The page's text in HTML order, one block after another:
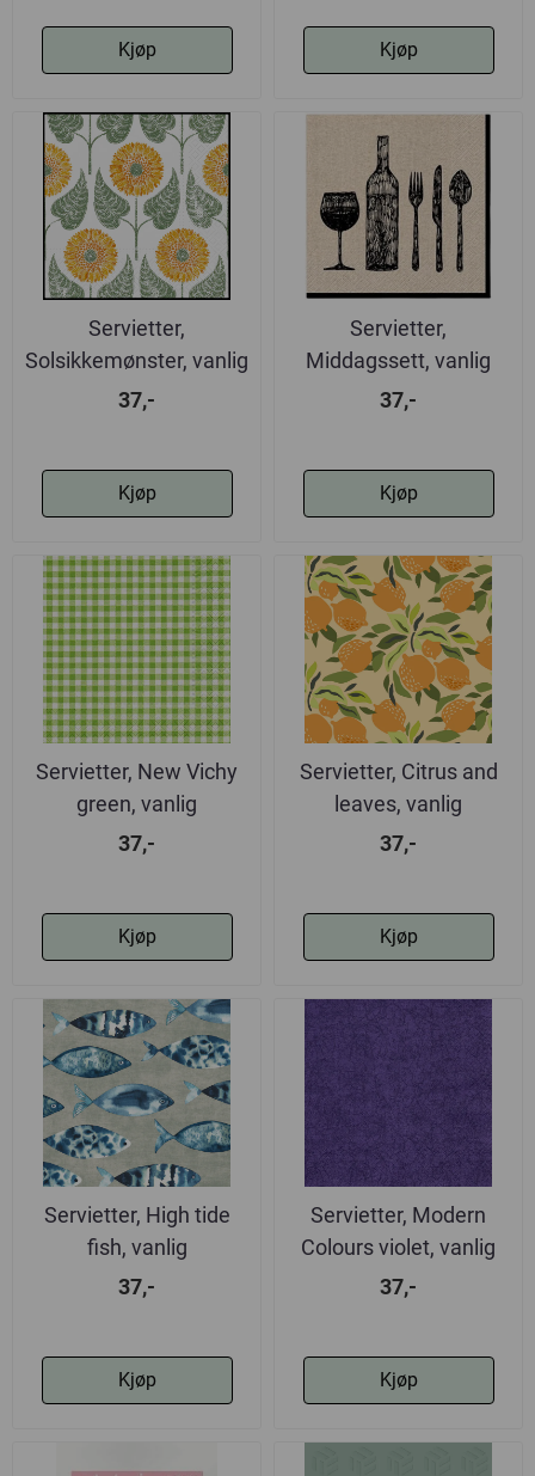
Kjøp Kjøp
Servietter,
Solsikkemønster, vanlig
37,-
Kjøp
Servietter,
Middagssett, vanlig
37,-
Kjøp
Servietter, New Vichy
green, vanlig
37,-
Kjøp
Servietter, Citrus and
leaves, vanlig
37,-
Kjøp
Servietter, High tide
fish, vanlig
37,-
Kjøp
Servietter, Modern
Colours violet, vanlig
37,-
Kjøp